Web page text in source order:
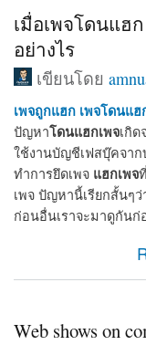
เมื่อเพจโดนแฮ
อย่างไร
เขียนโดย
เพจถูกแฮก เพจโดนแฮ
ปัญหาโดนแฮกเพจเกิ
ใช้งานบัญชีเฟสบุ๊คจา
ทำการยึดเพจ แฮกเพจ
เพจ ปัญหานี้เรียกสั้นๆว่
ก่อนอื่นเราจะมาดูกันก่
about เมื่อเพจโดน
Web shows on